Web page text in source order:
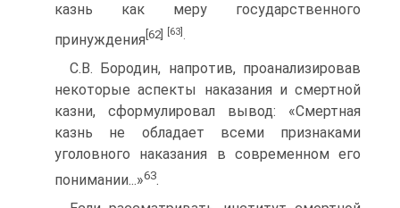
казнь как меру государственного
принуждения [62] [63]
С.В. Бородин, напротив, проанализировав
некоторые аспекты наказания и смертной
казни, сформулировал вывод: «Смертная
казнь не обладает всеми признаками
уголовного наказания в современном его
понимании...»63.